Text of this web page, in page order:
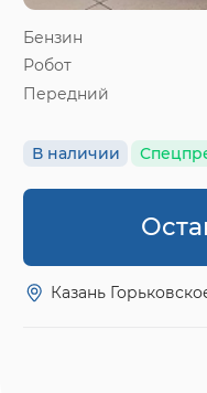
Бензин
Робот
Передний
В наличии
Казань